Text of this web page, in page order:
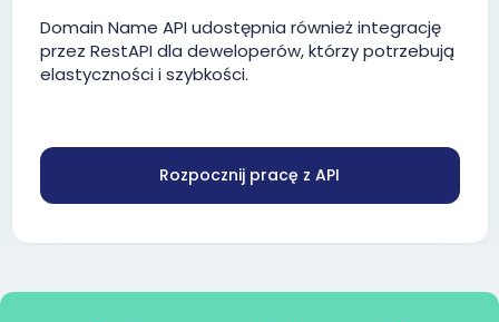
Domain Name API udostępnia również integrację
przez RestAPI dla deweloperów, którzy potrzebują
elastyczności i szybkości.
Rozpocznij pracę z API